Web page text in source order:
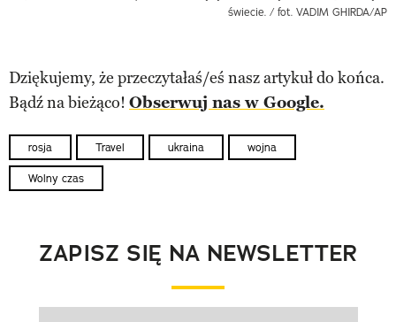
świecie. / fot. VADIM GHIRDA/AP
Dziękujemy, że przeczytałaś/eś nasz artykuł do końca.
Bądź na bieżąco! Obserwuj nas w Google.
rosja Travel ukraina wojna
Wolny czas
ZAPISZ SIĘ NA NEWSLETTER